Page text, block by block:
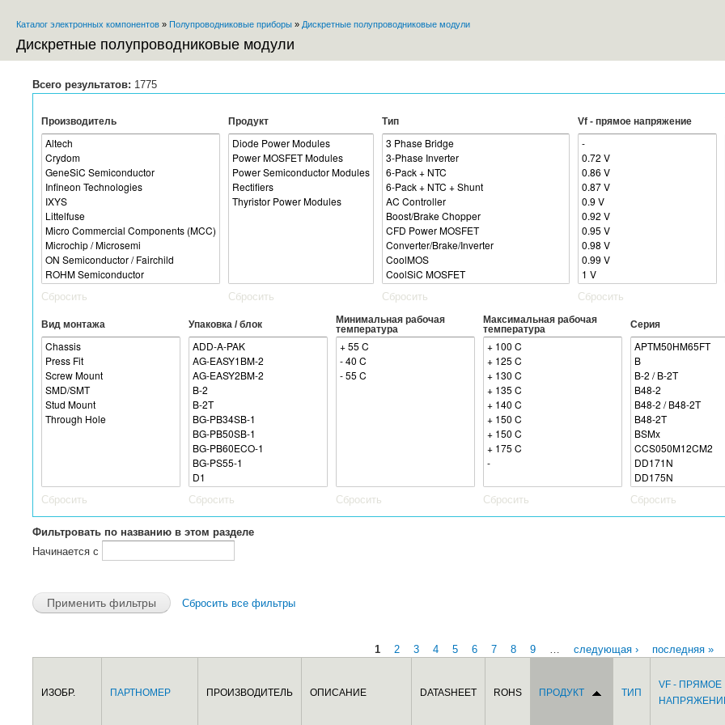
Вы здесь
Каталог электронных компонентов » Полупроводниковые приборы » Дискретные полупроводниковые модули
Дискретные полупроводниковые модули
Всего результатов: 1775
Производитель
Сбросить
Продукт
Сбросить
Тип
Сбросить
Vf - прямое напряжение
Сбросить
Вид монтажа
Сбросить
Упаковка / блок
Сбросить
Минимальная рабочая
температура
Сбросить
Максимальная рабочая
температура
Сбросить
Серия
Сбросить
Фильтровать по названию в этом разделе
Начинается с
Сбросить все фильтры
Страницы
1 2 3 4 5 6 7 8 9 следующая › последняя »
ИЗОБР. ПАРТНОМЕР ПРОИЗВОДИТЕЛЬ ОПИСАНИЕ DATASHEET ROHS ПРОДУКТ ТИП
VF - ПРЯМОЕ